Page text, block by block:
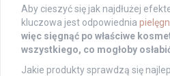
Aby cieszyć się jak najdłużej
kluczowa jest odpowiednia
więc sięgnąć po właściwe
wszystkiego, co mogłoby
Jakie produkty sprawdzą się